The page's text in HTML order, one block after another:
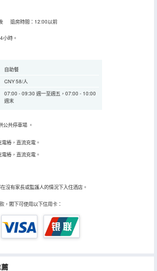
退房時間：12:00以前
小時。
自助餐
CNY 58/人
07:00 - 09:30 週一至週五，07:00 - 10:00
週末
公共停車場 。
樁，直流充電。
樁，直流充電。
沒有家長或監護人的情況下入住酒店。
，閣下可使用以下信用卡：